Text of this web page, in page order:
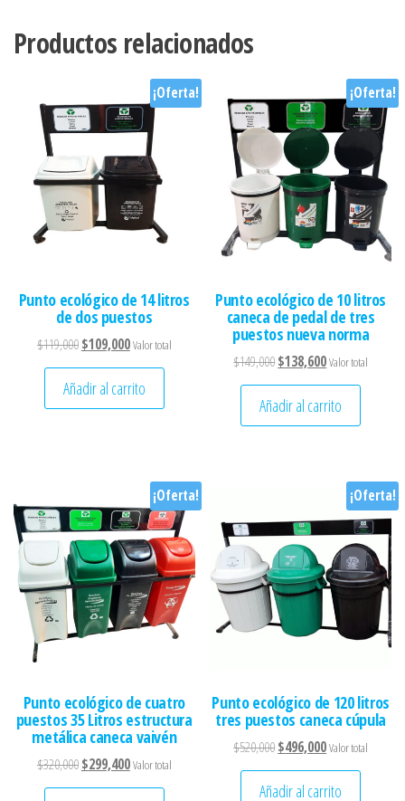
Productos relacionados
¡Oferta!
Punto ecológico de 14 litros
de dos puestos
$119,000El precio original era: $119,000.
$109,000El precio actual es: $109,000.
Valor total
Añadir al carrito
¡Oferta!
Punto ecológico de 10 litros
caneca de pedal de tres
puestos nueva norma
$149,000El precio original era:
$138,600El precio actual
Valor total
Añadir al carrito
¡Oferta!
Punto ecológico de cuatro
puestos 35 Litros estructura
metálica caneca vaivén
$320,000El precio original era: $320,000.
$299,400El precio actual es: $299,400.
Valor total
¡Oferta!
Punto ecológico de 120 litros
tres puestos caneca cúpula
$520,000El precio original era:
$496,000El precio actual
Valor total
Añadir al carrito